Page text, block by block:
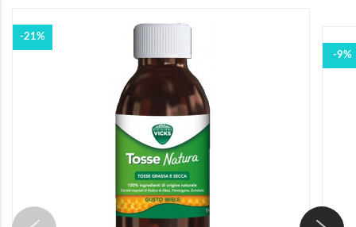
-21%
-9%